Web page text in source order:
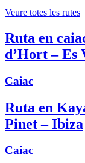
Veure totes les rutes
Ruta en
d’Hort – Es
Caiac
Ruta en
Pinet – Ibiza
Caiac